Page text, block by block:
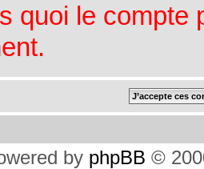
quoi le compte
by phpBB ©